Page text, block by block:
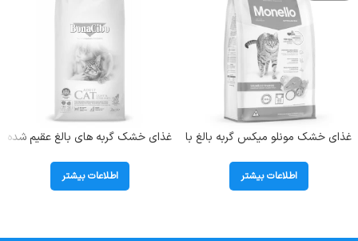
غذای خشک مونلو میکس گربه بالغ با
Mix) وزن 1 کیلوگرم (بسته بندی
اصلی)
اطلاعات بیشتر
غذای خشک گربه های بالغ عقیم شده
اطلاعات بیشتر